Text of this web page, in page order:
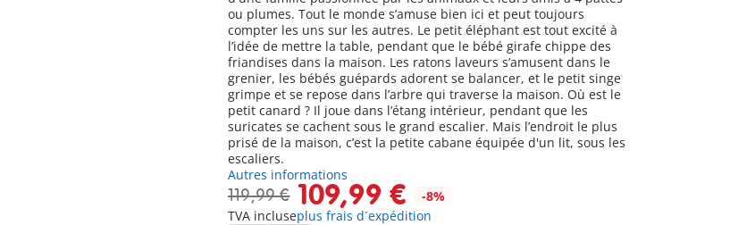
ou plumes. Tout le monde s’amuse bien ici et peut toujours
compter les uns sur les autres. Le petit éléphant est tout excité à
l’idée de mettre la table, pendant que le bébé girafe chippe des
friandises dans la maison. Les ratons laveurs s’amusent dans le
grenier, les bébés guépards adorent se balancer, et le petit singe
grimpe et se repose dans l’arbre qui traverse la maison. Où est le
petit canard ? Il joue dans l’étang intérieur, pendant que les
suricates se cachent sous le grand escalier. Mais l’endroit le plus
prisé de la maison, c’est la petite cabane équipée d'un lit, sous les
escaliers.
Autres informations
119,99 € 109,99 €
-8%
TVA incluseplus frais d´expédition